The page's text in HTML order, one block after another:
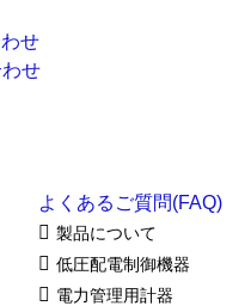
よくあるご質問(FAQ)
製品について
低圧配電制御機器
電力管理用計器